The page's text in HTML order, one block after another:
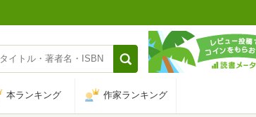
本ランキング 作家ランキング